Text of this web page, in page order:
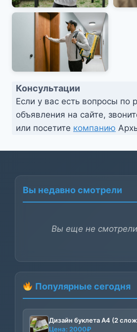
Консультации
Если у вас есть вопросы по
объявления на сайте,
или посетите компанию
Вы недавно смотрели
Вы еще не
Популярные сегодня
Дизайн буклета А4 (2
Цена: 2000₽